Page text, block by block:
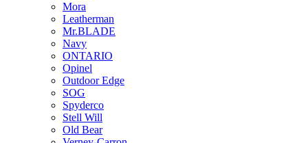
Mora
Leatherman
Mr.BLADE
Navy
ONTARIO
Opinel
Outdoor Edge
SOG
Spyderco
Stell Will
Old Bear